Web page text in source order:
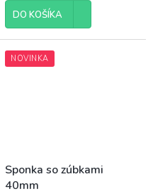
DO KOŠÍKA
NOVINKA
Sponka so zúbkami
40mm